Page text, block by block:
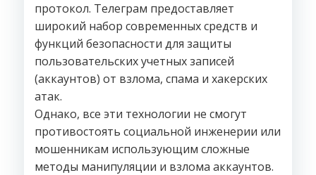
протокол. Телеграм предоставляет
широкий набор современных средств и
функций безопасности для защиты
пользовательских учетных записей
(аккаунтов) от взлома, спама и хакерских
атак.
Однако, все эти технологии не смогут
противостоять социальной инженерии или
мошенникам использующим сложные
методы манипуляции и взлома аккаунтов.